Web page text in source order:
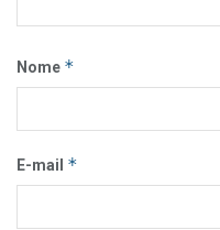
Nome *
E-mail *